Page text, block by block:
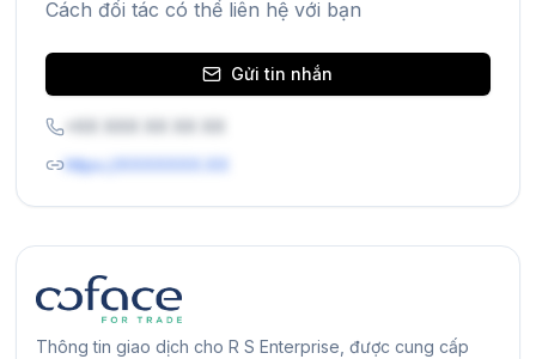
Cách đối tác có thể liên hệ với bạn
Gửi tin nhắn
https://XXXXXXX.XX
Thông tin giao dịch cho R S Enterprise, được cung cấp